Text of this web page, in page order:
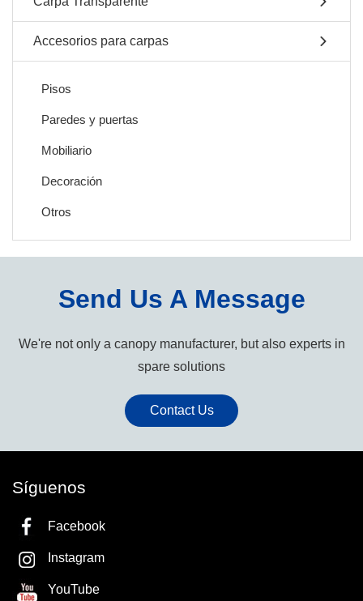
Accesorios para carpas
Pisos
Paredes y puertas
Mobiliario
Decoración
Otros
Send Us A Message
We're not only a canopy manufacturer, but also experts in
spare solutions
Contact Us
Síguenos
Facebook
Instagram
YouTube